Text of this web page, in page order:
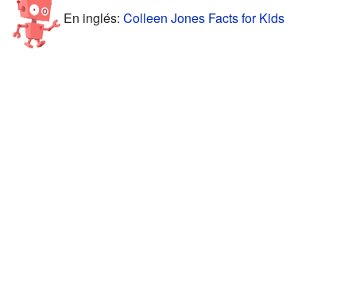
En inglés: Colleen Jones Facts for Kids